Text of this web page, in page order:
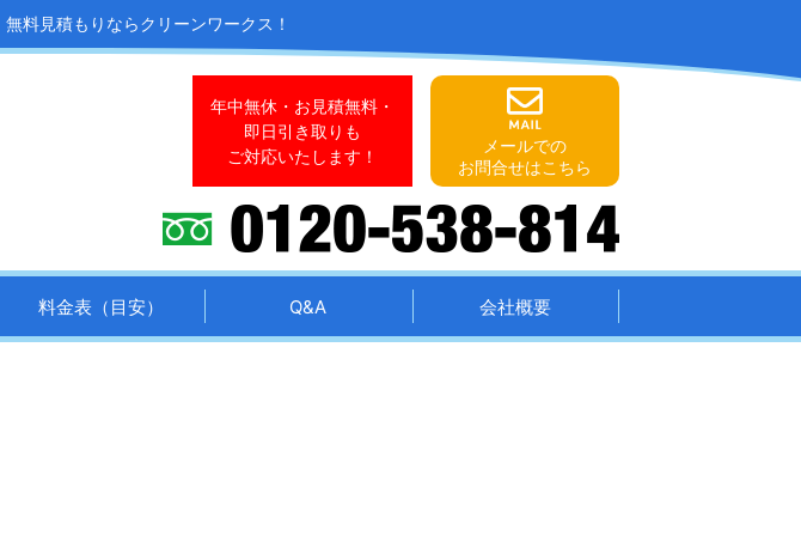
無料見積もりならクリーンワークス！
年中無休・お見積無料・
即日引き取りも
ご対応いたします！
メールでの
お問合せはこちら
料金表（目安） Q&A 会社概要